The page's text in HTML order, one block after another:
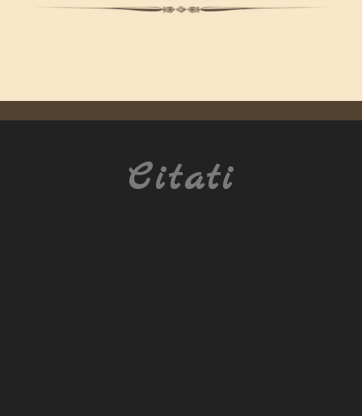
Citati